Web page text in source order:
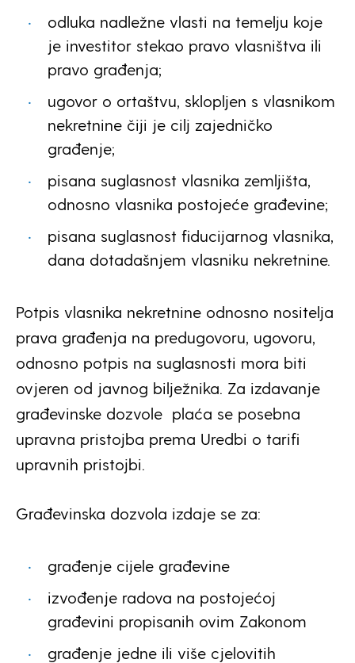
odluka nadležne vlasti na temelju koje
je investitor stekao pravo vlasništva ili
pravo građenja;
ugovor o ortaštvu, sklopljen s vlasnikom
nekretnine čiji je cilj zajedničko
građenje;
pisana suglasnost vlasnika zemljišta,
odnosno vlasnika postojeće građevine;
pisana suglasnost fiducijarnog vlasnika,
dana dotadašnjem vlasniku nekretnine.
Potpis vlasnika nekretnine odnosno nositelja
prava građenja na predugovoru, ugovoru,
odnosno potpis na suglasnosti mora biti
ovjeren od javnog bilježnika. Za izdavanje
građevinske dozvole plaća se posebna
upravna pristojba prema Uredbi o tarifi
upravnih pristojbi.
Građevinska dozvola izdaje se za:
građenje cijele građevine
izvođenje radova na postojećoj
građevini propisanih ovim Zakonom
građenje jedne ili više cjelovitih